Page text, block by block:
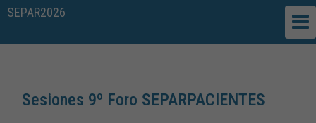
SEPAR2026
Sesiones 9º Foro SEPARPACIENTES